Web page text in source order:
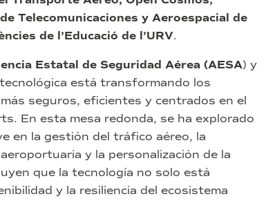
Telecomunicaciones y Aeroespacial de
de l’Educació de l’URV.
Estatal de Seguridad Aérea (AESA) y
está transformando los
seguros, eficientes y centrados en el
En esta mesa redonda, se ha explorado
en la gestión del tráfico aéreo, la
y la personalización de la
que la tecnología no solo está
y la resiliencia del ecosistema